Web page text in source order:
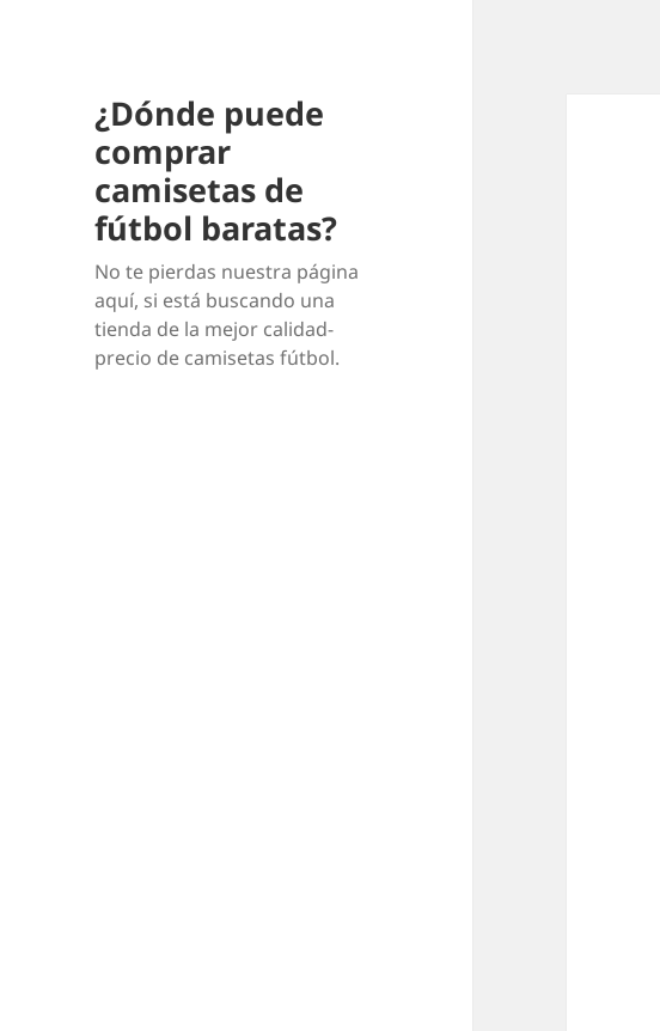
¿Dónde puede
comprar
camisetas de
fútbol baratas?
No te pierdas nuestra página
aquí, si está buscando una
tienda de la mejor calidad-
precio de camisetas fútbol.